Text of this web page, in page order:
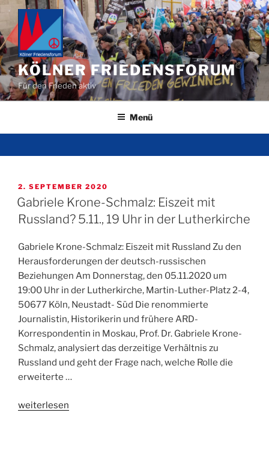
Zum
Inhalt
springen
KÖLNER FRIEDENSFORUM
Für den Frieden aktiv
Menü
VERÖFFENTLICHT
AM
2. SEPTEMBER 2020
Gabriele Krone-Schmalz: Eiszeit mit
Russland? 5.11., 19 Uhr in der Lutherkirche
Gabriele Krone-Schmalz: Eiszeit mit Russland Zu den
Herausforderungen der deutsch-russischen
Beziehungen Am Donnerstag, den 05.11.2020 um
19:00 Uhr in der Lutherkirche, Martin-Luther-Platz 2-4,
50677 Köln, Neustadt- Süd Die renommierte
Journalistin, Historikerin und frühere ARD-
Korrespondentin in Moskau, Prof. Dr. Gabriele Krone-
Schmalz, analysiert das derzeitige Verhältnis zu
Russland und geht der Frage nach, welche Rolle die
erweiterte …
„Gabriele
weiterlesen